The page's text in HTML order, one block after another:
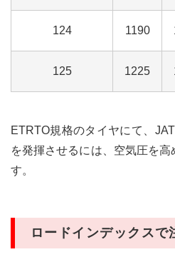
124 1190
125 1225
ETRTO規格のタイヤにて、
を発揮させるには、空気圧を高
す。
ロードインデックスで